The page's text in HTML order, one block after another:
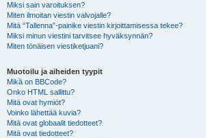
Miksi sain varoituksen?
Miten ilmoitan viestin valvojalle?
Mitä “Tallenna”-painike viestin kirjoittamisessa tekee?
Miksi minun viestini tarvitsee hyväksynnän?
Miten tönäisen viestiketjuani?
Muotoilu ja aiheiden tyypit
Mikä on BBCode?
Onko HTML sallittu?
Mitä ovat hymiöt?
Voinko lähettää kuvia?
Mitä ovat globaalit tiedotteet?
Mitä ovat tiedotteet?